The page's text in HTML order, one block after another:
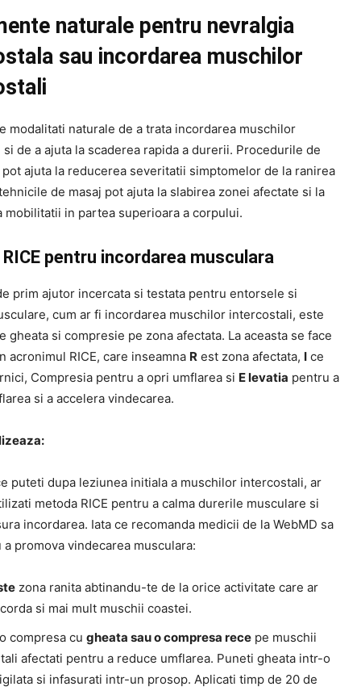
naturale pentru nevralgia
sau incordarea muschilor
modalitati naturale de a trata incordarea muschilor
de a ajuta la scaderea rapida a durerii. Procedurile de
ajuta la reducerea severitatii simptomelor de la ranirea
de masaj pot ajuta la slabirea zonei afectate si la
mobilitatii in partea superioara a corpului.
pentru incordarea musculara
prim ajutor incercata si testata pentru entorsele si
cum ar fi incordarea muschilor intercostali, este
gheata si compresie pe zona afectata. La aceasta se face
acronimul RICE, care inseamna R est zona afectata, I ce
Compresia pentru a opri umflarea si E levatia pentru a
si a accelera vindecarea.
puteti dupa leziunea initiala a muschilor intercostali, ar
metoda RICE pentru a calma durerile musculare si
incordarea. Iata ce recomanda medicii de la WebMD sa
a promova vindecarea musculara:
zona ranita abtinandu-te de la orice activitate care ar
si mai mult muschii coastei.
compresa cu gheata sau o compresa rece pe muschii
afectati pentru a reduce umflarea. Puneti gheata intr-o
si infasurati intr-un prosop. Aplicati timp de 20 de